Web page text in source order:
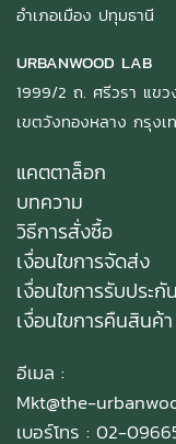
อำเภอเมือง ปทุมธานี
URBANWOOD LAB
1999/2 ถ. ศรีวรา แข
เขตวังทองหลาง กรุงเ
แคตตาล็อก
บทความ
วิธีการสั่งซื้อ
เงื่อนไขการจัดส่ง
เงื่อนไขการรับประ
เงื่อนไขการคืนสินค้า
อีเมล :
Mkt@the-
เบอร์โทร : 02-